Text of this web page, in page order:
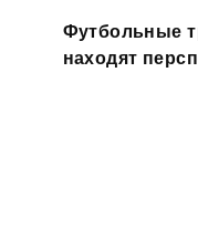
Футбольные
находят